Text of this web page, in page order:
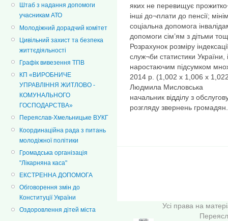
Штаб з надання допомоги
учасникам АТО
Молодіжний дорадчий комітет
Цивільний захист та безпека
життєдіяльності
Графік вивезення ТПВ
КП «ВИРОБНИЧЕ
УПРАВЛІННЯ ЖИТЛОВО -
КОМУНАЛЬНОГО
ГОСПОДАРСТВА»
Переяслав-Хмельницьке ВУКГ
Координаційна рада з питань
молодіжної політики
Громадська організація
"Лікарняна каса"
ЕКСТРЕННА ДОПОМОГА
Обговорення змін до
Конституції України
Оздоровлення дітей міста
яких не перевищує
інші до¬плати до пенсії;
соціальна допомога
допомоги сім’ям з дітьми
Розрахунок розміру
служ¬би статистики України,
наростаючим підсумком
2014 р. (1,002 х 1,006 х
Людмила Мисловська
начальник відділу з
розгляду звернень громадян.
Усі права на